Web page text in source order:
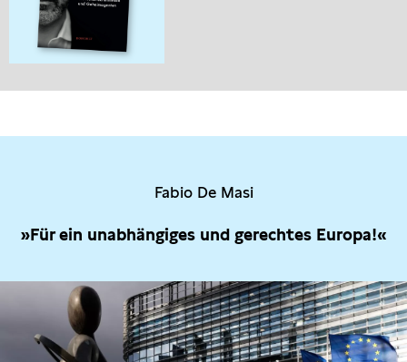
Fabio De Masi
»Für ein unabhängiges und gerechtes Europa!«